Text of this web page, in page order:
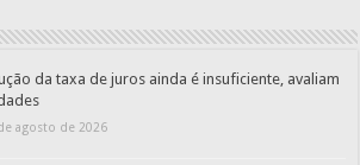
da taxa de juros ainda é insuficiente, avaliam
agosto de 2026